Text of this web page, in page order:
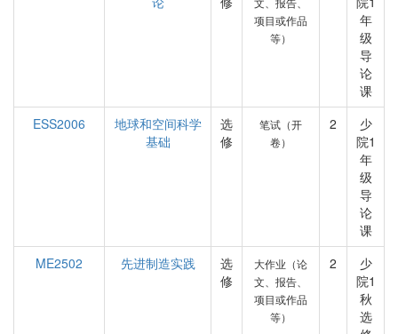
项目或作品
等）
年
级
导
论
课
ESS2006
地球和空间科学
基础
选
修
笔试（开
卷）
2
少
院1
年
级
导
论
课
ME2502
先进制造实践
选
修
大作业（论
文、报告、
项目或作品
等）
2
少
院1
秋
选